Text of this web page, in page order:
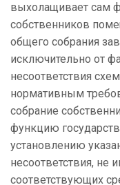
выхолащивает сам
собственников
общего собрания
исключительно от
несоответствия
нормативным
собрание
функцию
установлению
несоответствия, не
соответствующих